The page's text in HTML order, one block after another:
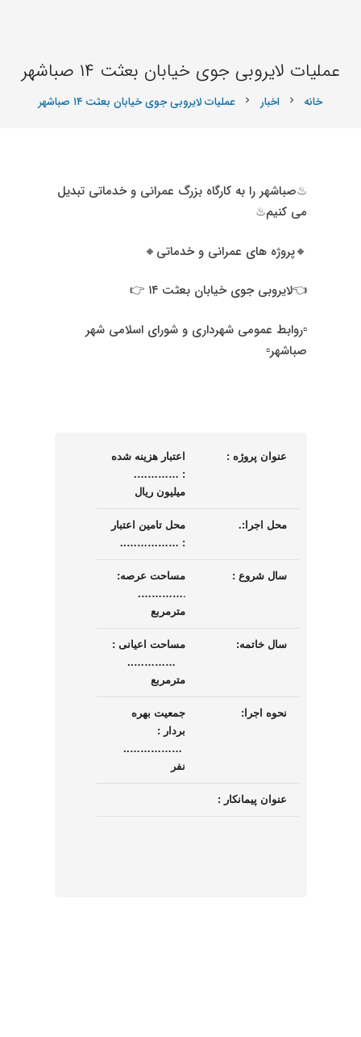
عملیات لایروبی جوی خیابان بعثت ۱۴ صباشهر
خانه chevron_right اخبار chevron_right عملیات لایروبی جوی خیابان بعثت ۱۴ صباشهر
♨صباشهر را به کارگاه بزرگ عمرانی و خدماتی تبدیل
می کنیم♨
🔸پروژه های عمرانی و خدماتی🔸
👈لایروبی جوی خیابان بعثت ۱۴ 👉
▫روابط عمومی شهرداری و شورای اسلامی شهر
صباشهر▫
عنوان پروژه :
اعتبار هزینه شده
:
………….
میلیون ریال
محل اجرا:.
محل تامین اعتبار
: ……………..
سال شروع : مساحت عرصه:
.
………….
مترمربع
سال خاتمه:
مساحت اعیانی :
…………..
مترمربع
نحوه اجرا:
جمعیت بهره
بردار :
……………..
نفر
عنوان پیمانکار :